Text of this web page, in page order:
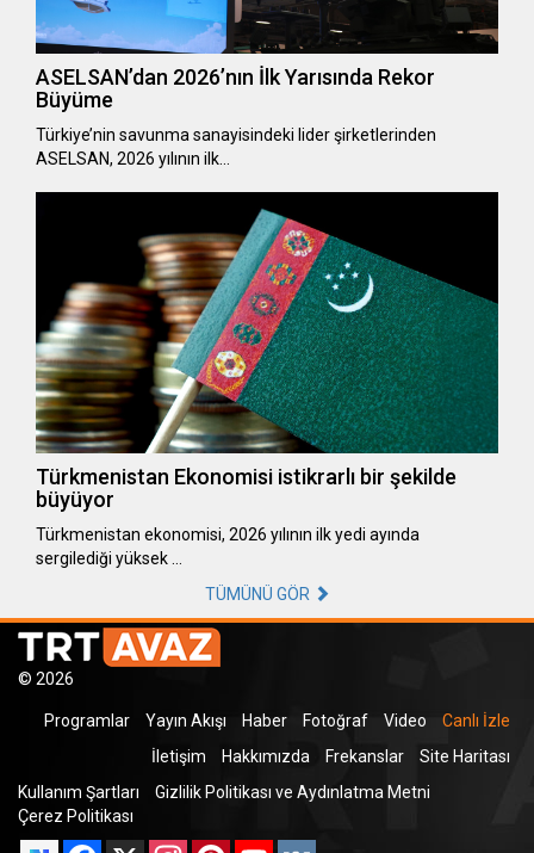
ASELSAN’dan 2026’nın İlk Yarısında Rekor
Büyüme
Türkiye’nin savunma sanayisindeki lider şirketlerinden
ASELSAN, 2026 yılının ilk…
Türkmenistan Ekonomisi istikrarlı bir şekilde
büyüyor
Türkmenistan ekonomisi, 2026 yılının ilk yedi ayında
sergilediği yüksek …
TÜMÜNÜ GÖR
© 2026
Programlar Yayın Akışı Haber Fotoğraf Video
Canlı İzle
İletişim
Hakkımızda Frekanslar
Site Haritası
Kullanım Şartları
Gizlilik Politikası ve Aydınlatma Metni
Çerez Politikası
Facebook
X InstagramPinterestYouTube